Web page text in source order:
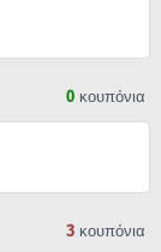
0κουπόνια
3κουπόνια